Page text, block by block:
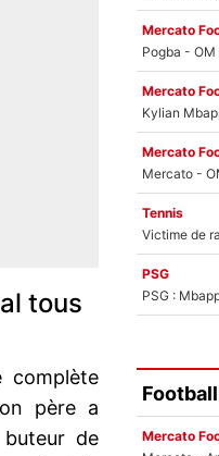
tous
complète
père a
de
Mercato
Pogba -
Mercato
Kylian
Mercato
Tennis
PSG
PSG :
Football
Mercato